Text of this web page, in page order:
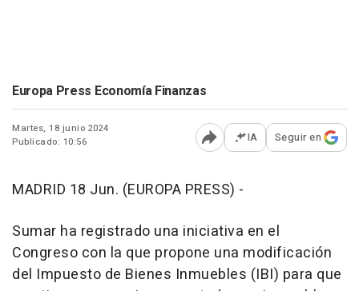
Europa Press Economía Finanzas
Martes, 18 junio 2024
Publicado: 10:56
Abrir opciones para
IA Seguir en
MADRID 18 Jun. (EUROPA PRESS) -
Sumar ha registrado una iniciativa en el
Congreso con la que propone una modificación
del Impuesto de Bienes Inmuebles (IBI) para que